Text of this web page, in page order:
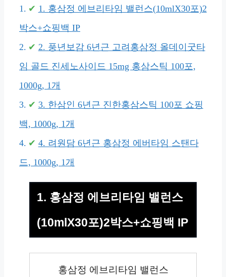
1. 홍삼정 에브리타임 밸런스(10mlX30포)2
박스+쇼핑백 IP
2. 풍년보감 6년근 고려홍삼정 올데이굿타
임 골드 진세노사이드 15mg 홍삼스틱 100포,
1000g, 1개
3. 한삼인 6년근 진한홍삼스틱 100포 쇼핑
백, 1000g, 1개
4. 려원담 6년근 홍삼정 에버타임 스탠다
드, 1000g, 1개
1. 홍삼정 에브리타임 밸런스
(10mlX30포)2박스+쇼핑백 IP
홍삼정 에브리타임 밸런스